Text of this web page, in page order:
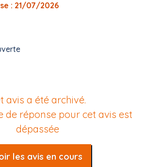
: 21/07/2026
avis a été archivé.
de réponse pour cet avis est
dépassée
les avis en cours